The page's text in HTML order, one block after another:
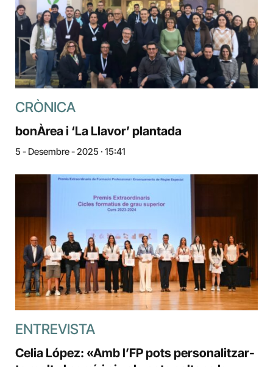
CRÒNICA
bonÀrea i ‘La Llavor’ plantada
5 - Desembre - 2025 · 15:41
ENTREVISTA
Celia López: «Amb l’FP pots personalitzar-